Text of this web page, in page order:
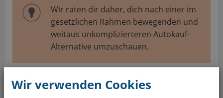
Wir raten dir daher, dich nach einer im
gesetzlichen Rahmen bewegenden und
weitaus unkomplizierteren Autokauf-
Alternative umzuschauen.
Kostenlose Fahrzeugbewertung in
Wir verwenden Cookies